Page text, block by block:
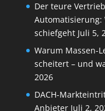
Der teure
Automatisierung:
schiefgeht Juli 5,
Warum Massen-
scheitert – und
2026
DACH-
Anbieter Juli 2,